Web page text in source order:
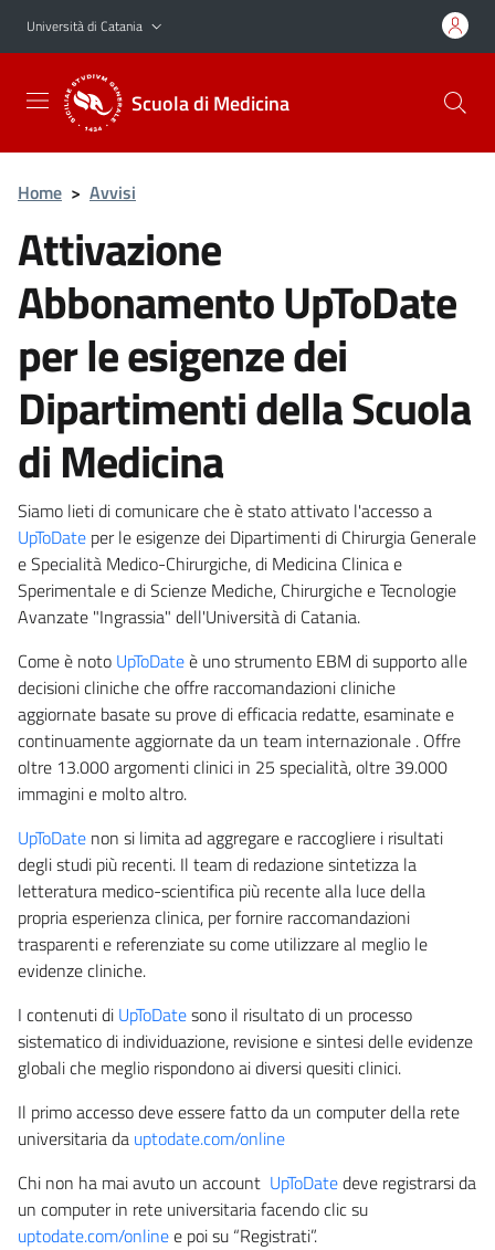
Vai al contenuto principale
Vai al menu di navigazione
Università di Catania
Scuola di Medicina
Home > Avvisi
Attivazione
Abbonamento UpToDate
per le esigenze dei
Dipartimenti della Scuola
di Medicina
Siamo lieti di comunicare che è stato attivato l'accesso a
UpToDate per le esigenze dei Dipartimenti di Chirurgia Generale
e Specialità Medico-Chirurgiche, di Medicina Clinica e
Sperimentale e di Scienze Mediche, Chirurgiche e Tecnologie
Avanzate "Ingrassia" dell'Università di Catania.
Come è noto UpToDateè uno strumento EBM di supporto alle
decisioni cliniche che offre raccomandazioni cliniche
aggiornate basate su prove di efficacia redatte, esaminate e
continuamente aggiornate da un team internazionale . Offre
oltre 13.000 argomenti clinici in 25 specialità, oltre 39.000
immagini e molto altro.
UpToDate non si limita ad aggregare e raccogliere i risultati
degli studi più recenti. Il team di redazione sintetizza la
letteratura medico-scientifica più recente alla luce della
propria esperienza clinica, per fornire raccomandazioni
trasparenti e referenziate su come utilizzare al meglio le
evidenze cliniche.
I contenuti di UpToDatesono il risultato di un processo
sistematico di individuazione, revisione e sintesi delle evidenze
globali che meglio rispondono ai diversi quesiti clinici.
Il primo accesso deve essere fatto da un computer della rete
universitaria da uptodate.com/online
Chi non ha mai avuto un account UpToDatedeve registrarsi da
un computer in rete universitaria facendo clic su
uptodate.com/onlinee poi su “Registrati”.